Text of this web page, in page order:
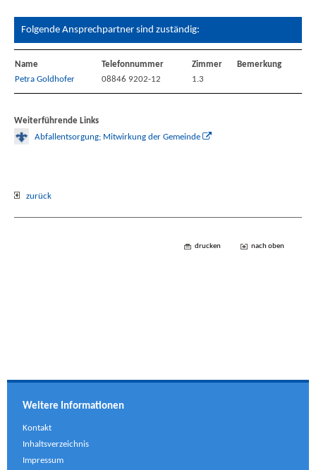
Folgende Ansprechpartner sind zuständig:
Name Telefonnummer Zimmer
Bemerkung
Petra Goldhofer
08846 9202-12 1.3
Weiterführende Links
Abfallentsorgung; Mitwirkung der Gemeinde
zurück
drucken nach oben
Weitere Informationen
Kontakt
Inhaltsverzeichnis
Impressum